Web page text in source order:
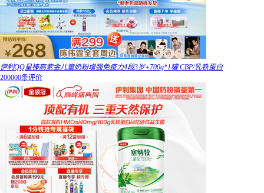
伊利QQ星榛高紫金儿童奶粉增强免疫力4段3岁+700g*1罐 CBP/乳铁蛋白
200000条评价